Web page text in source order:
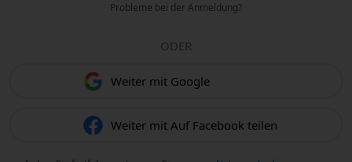
Probleme bei der Anmeldung?
ODER
Weiter mit Google
Weiter mit Auf Facebook teilen